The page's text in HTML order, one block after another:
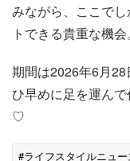
みながら、ここで
トできる貴重な機会。
期間は2026年6月
ひ早めに足を運ん
♡
#ライフスタイルニュー